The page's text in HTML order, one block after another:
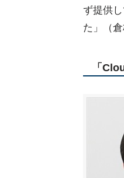
ず提供
た」（倉
「